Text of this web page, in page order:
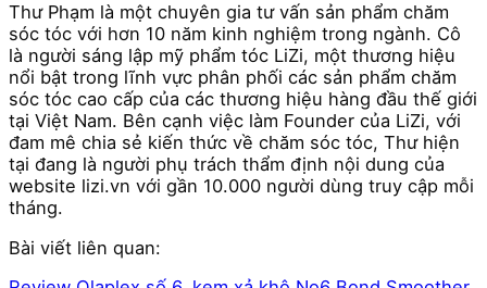
Thư Phạm là một chuyên gia tư vấn sản phẩm chăm
sóc tóc với hơn 10 năm kinh nghiệm trong ngành. Cô
là người sáng lập mỹ phẩm tóc LiZi, một thương hiệu
nổi bật trong lĩnh vực phân phối các sản phẩm chăm
sóc tóc cao cấp của các thương hiệu hàng đầu thế giới
tại Việt Nam. Bên cạnh việc làm Founder của LiZi, với
đam mê chia sẻ kiến thức về chăm sóc tóc, Thư hiện
tại đang là người phụ trách thẩm định nội dung của
website lizi.vn với gần 10.000 người dùng truy cập mỗi
tháng.
Bài viết liên quan: